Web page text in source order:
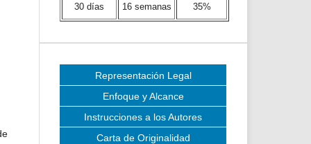
30 días 16 semanas 35%
Representación Legal
Enfoque y Alcance
Instrucciones a los Autores
Carta de Originalidad